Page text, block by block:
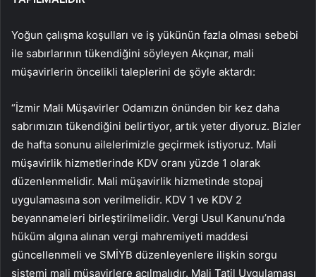
Yoğun çalışma koşulları ve iş yükünün fazla olması sebebi
ile sabırlarının tükendiğini söyleyen Akçınar, mali
müşavirlerin öncelikli taleplerini de şöyle aktardı:
“İzmir Mali Müşavirler Odamızın önünden bir kez daha
sabrımızın tükendiğini belirtiyor, artık yeter diyoruz. Bizler
de hafta sonunu ailelerimizle geçirmek istiyoruz. Mali
müşavirlik hizmetlerinde KDV oranı yüzde 1 olarak
düzenlenmelidir. Mali müşavirlik hizmetinde stopaj
uygulamasına son verilmelidir. KDV 1 ve KDV 2
beyannameleri birleştirilmelidir. Vergi Usul Kanunu’nda
hüküm algına alınan vergi mahremiyeti maddesi
güncellenmeli ve SMİYB düzenleyenlere ilişkin sorgu
sistemi mali müşavirlere açılmalıdır. Mali Tatil Uygulaması